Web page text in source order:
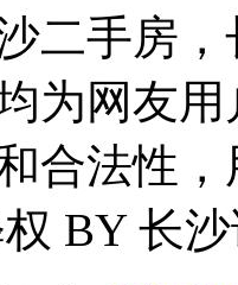
二手房
为网友
合法性
BY 长